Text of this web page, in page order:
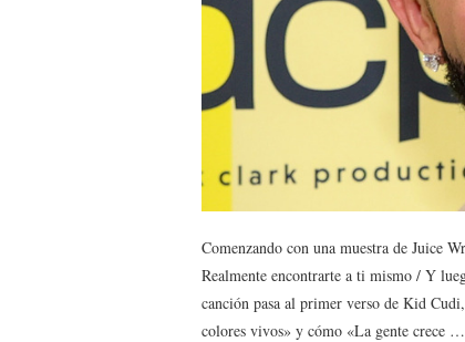
Comenzando con una muestra de Juice
Realmente encontrarte a ti mismo / Y
canción pasa al primer verso de Kid
colores vivos» y cómo «La gente crece